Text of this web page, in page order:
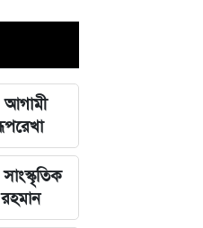
আগামী